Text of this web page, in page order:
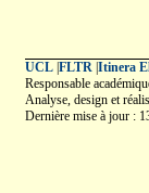
UCL| FLTR| Itinera
Responsable
Analyse, design et
Dernière mise à jour :